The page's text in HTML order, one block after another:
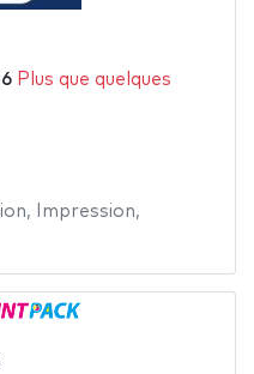
Plus que quelques
, Impression,